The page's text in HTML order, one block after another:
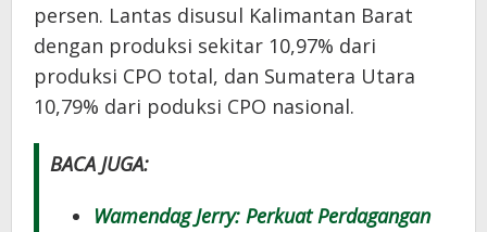
persen. Lantas disusul Kalimantan Barat
dengan produksi sekitar 10,97% dari
produksi CPO total, dan Sumatera Utara
10,79% dari poduksi CPO nasional.
BACA JUGA:
Wamendag Jerry: Perkuat Perdagangan